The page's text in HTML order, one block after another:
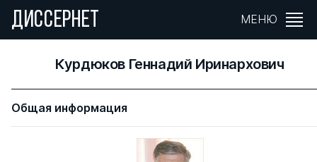
ДИССЕРНЕТ МЕНЮ
Курдюков Геннадий Иринархович
Общая информация